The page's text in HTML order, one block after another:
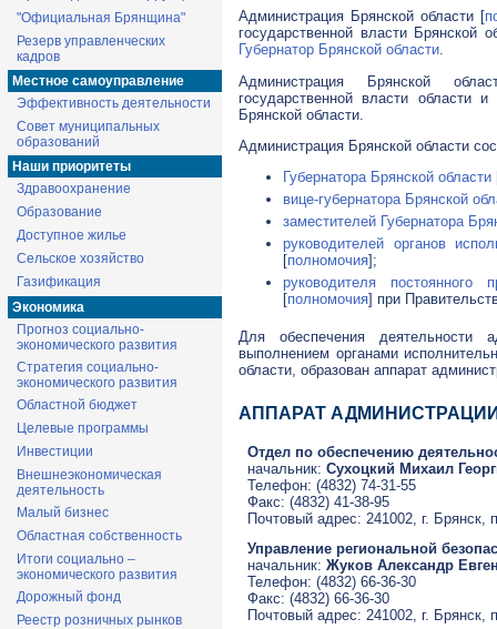
"Официальная Брянщина"
Резерв управленческих
кадров
Местное самоуправление
Эффективность деятельности
Совет муниципальных
образований
Наши приоритеты
Здравоохранение
Образование
Доступное жилье
Сельское хозяйство
Газификация
Экономика
Прогноз социально-
экономического развития
Стратегия социально-
экономического развития
Областной бюджет
Целевые программы
Инвестиции
Внешнеэкономическая
деятельность
Малый бизнес
Областная собственность
Итоги социально –
экономического развития
Дорожный фонд
Реестр розничных рынков
Администрация Брянской области [
государственной власти Брянской
Губернатор Брянской области.
Администрация Брянской
государственной власти области
Брянской области.
Администрация Брянской области
Губернатора Брянской области
вице-губернатора Брянской
заместителей Губернатора
руководителей органов
[полномочия];
руководителя постоянного
[полномочия] при
Для обеспечения деятельности
выполнением органами
области, образован аппарат
АППАРАТ
Отдел по обеспечению
начальник: Сухоцкий Михаил
Телефон: (4832) 74-31-55
Факс: (4832) 41-38-95
Почтовый адрес: 241002, г. Брянск,
Управление региональной
начальник: Жуков Александр
Телефон: (4832) 66-36-30
Факс: (4832) 66-36-30
Почтовый адрес: 241002, г. Брянск,